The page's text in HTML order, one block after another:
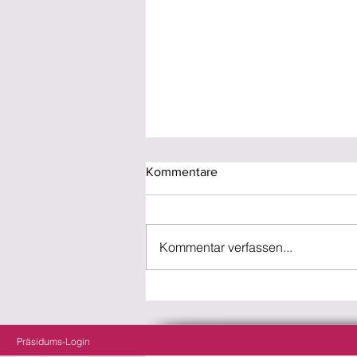
Kommentare
Kommentar verfassen...
Präsidums-Login